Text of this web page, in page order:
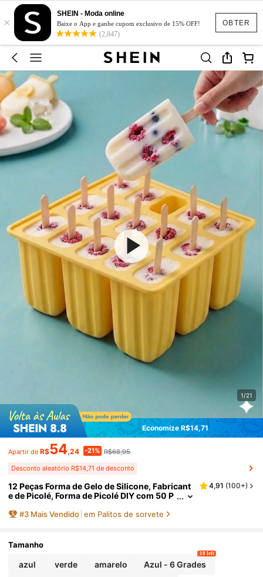
OBTER
×
SHEIN - Moda online
Baixe o App e ganhe cupom exclusivo de 15% OFF!
(2,847)
1/21
Economize R$14,71
Apartir de R$54,24 -21% R$68,95
Desconto aleatório R$14,71 de desconto
12 Peças Forma de Gelo de Silicone, Fabricant
e de Picolé, Forma de Picolé DIY com 50 P
4,91 (100+)
#3 Mais Vendido em Palitos de sorvete
Tamanho
azul verde amarelo Azul - 6 Grades
10 left